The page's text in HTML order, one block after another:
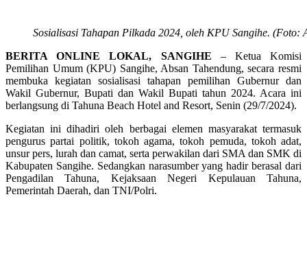
Sosialisasi Tahapan Pilkada 2024, oleh KPU Sangihe. (Foto:
BERITA ONLINE LOKAL, SANGIHE – Ketua Komisi
Pemilihan Umum (KPU) Sangihe, Absan Tahendung, secara resmi
membuka kegiatan sosialisasi tahapan pemilihan Gubernur dan
Wakil Gubernur, Bupati dan Wakil Bupati tahun 2024. Acara ini
berlangsung di Tahuna Beach Hotel and Resort, Senin (29/7/2024).
Kegiatan ini dihadiri oleh berbagai elemen masyarakat termasuk
pengurus partai politik, tokoh agama, tokoh pemuda, tokoh adat,
unsur pers, lurah dan camat, serta perwakilan dari SMA dan SMK di
Kabupaten Sangihe. Sedangkan narasumber yang hadir berasal dari
Pengadilan Tahuna, Kejaksaan Negeri Kepulauan Tahuna,
Pemerintah Daerah, dan TNI/Polri.